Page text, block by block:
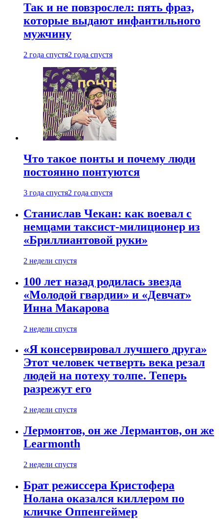
Так и не повзрослел: пять фраз,
которые выдают инфантильного
мужчину
2 года спустя2 года спустя
Что такое понты и почему люди
постоянно понтуются
3 года спустя2 года спустя
Станислав Чекан: как воевал с
немцами таксист-милиционер из
«Бриллиантовой руки»
2 недели спустя
100 лет назад родилась звезда
«Молодой гвардии» и «Девчат»
Инна Макарова
2 недели спустя
«Я консервировал лучшего друга»
Этот человек четверть века резал
людей на потеху толпе. Теперь
разрежут его
2 недели спустя
Лермонтов, он же Лермантов, он же
Learmonth
2 недели спустя
Брат режиссера Кристофера
Нолана оказался киллером по
кличке Оппенгеймер